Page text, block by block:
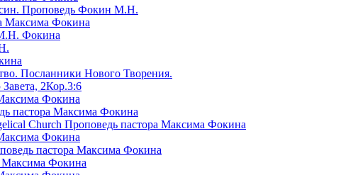
Проповедь Фокин М.Н.
Максима Фокина
М.Н. Фокина
Посланники Нового Творения.
2Кор.3:6
Фокина
пастора Максима Фокина
Church Проповедь пастора Максима Фокина
Фокина
пастора Максима Фокина
Максима Фокина